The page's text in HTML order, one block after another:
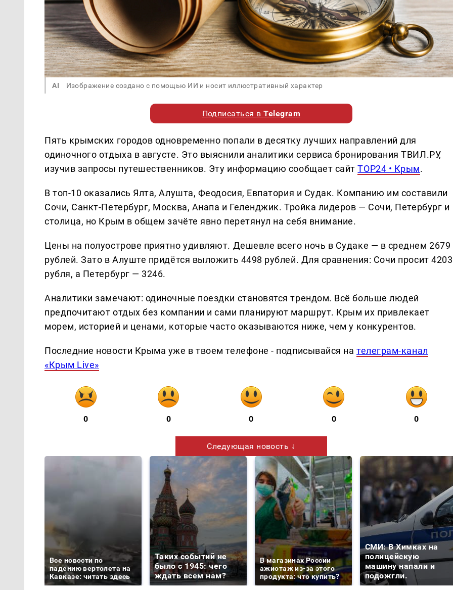
AI Изображение создано с помощью ИИ и носит иллюстративный характер
Подписаться вTelegram
Пять крымских городов одновременно попали в десятку лучших направлений для
одиночного отдыха в августе. Это выяснили аналитики сервиса бронирования ТВИЛ.РУ,
изучив запросы путешественников. Эту информацию сообщает сайтTOP24 • Крым.
В топ-10 оказались Ялта, Алушта, Феодосия, Евпатория и Судак. Компанию им составили
Сочи, Санкт-Петербург, Москва, Анапа и Геленджик. Тройка лидеров — Сочи, Петербург и
столица, но Крым в общем зачёте явно перетянул на себя внимание.
Цены на полуострове приятно удивляют. Дешевле всего ночь в Судаке — в среднем 2679
рублей. Зато в Алуште придётся выложить 4498 рублей. Для сравнения: Сочи просит 4203
рубля, а Петербург — 3246.
Аналитики замечают: одиночные поездки становятся трендом. Всё больше людей
предпочитают отдых без компании и сами планируют маршрут. Крым их привлекает
морем, историей и ценами, которые часто оказываются ниже, чем у конкурентов.
Последние новости Крыма уже в твоем телефоне - подписывайся нателеграм-канал
«Крым Live»
0 0 0 0 0
Следующая новость ↓
Все новости по
падению вертолета на
Кавказе: читать здесь
Таких событий не
было с 1945: чего
ждать всем нам?
В магазинах России
ажиотаж из-за этого
продукта: что купить?
СМИ: В Химках на
полицейскую
машину напали и
подожгли.